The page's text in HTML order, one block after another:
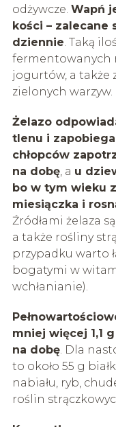
odżywcze. Wapń
kości – zalecane
dziennie. Taką
fermentowanych
jogurtów, a także
zielonych warzyw.
Żelazo
tlenu i
chłopców
na dobę, a u
bo w tym wieku
miesiączka i
Źródłami żelaza
a także rośliny
przypadku warto
bogatymi w
wchłanianie).
mniej więcej 1,1
na dobę. Dla
to około 55 g
nabiału, ryb,
roślin